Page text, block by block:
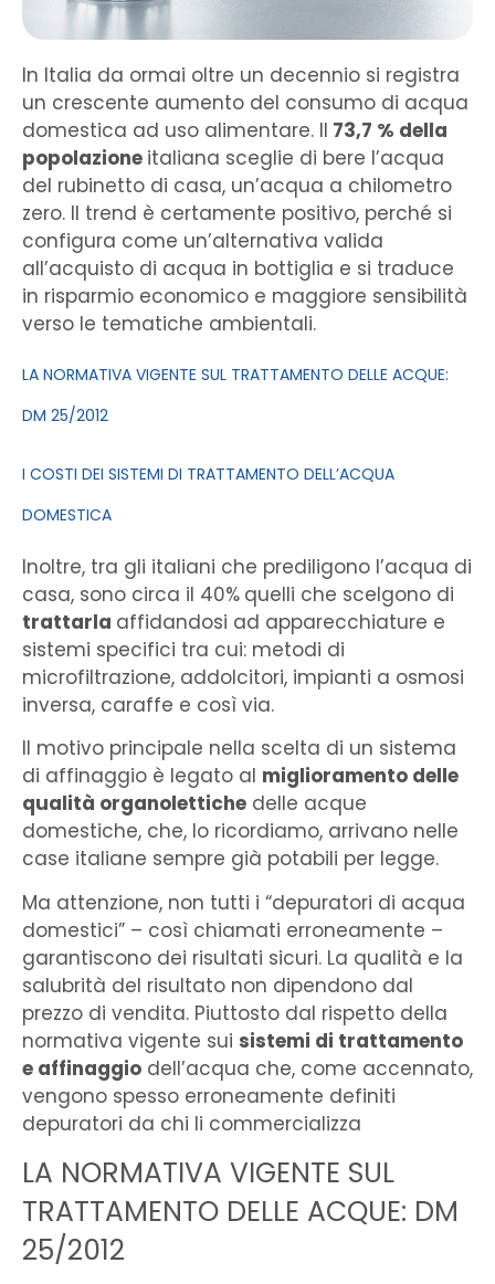
In Italia da ormai oltre un decennio si registra
un crescente aumento del consumo di acqua
domestica ad uso alimentare. Il 73,7 % della
popolazione italiana sceglie di bere l’acqua
del rubinetto di casa, un’acqua a chilometro
zero. Il trend è certamente positivo, perché si
configura come un’alternativa valida
all’acquisto di acqua in bottiglia e si traduce
in risparmio economico e maggiore sensibilità
verso le tematiche ambientali.
LA NORMATIVA VIGENTE SUL TRATTAMENTO DELLE ACQUE:
DM 25/2012
I COSTI DEI SISTEMI DI TRATTAMENTO DELL’ACQUA
DOMESTICA
Inoltre, tra gli italiani che prediligono l’acqua di
casa, sono circa il 40% quelli che scelgono di
trattarla affidandosi ad apparecchiature e
sistemi specifici tra cui: metodi di
microfiltrazione, addolcitori, impianti a osmosi
inversa, caraffe e così via.
Il motivo principale nella scelta di un sistema
di affinaggio è legato al miglioramento delle
qualità organolettiche delle acque
domestiche, che, lo ricordiamo, arrivano nelle
case italiane sempre già potabili per legge.
Ma attenzione, non tutti i “depuratori di acqua
domestici” – così chiamati erroneamente –
garantiscono dei risultati sicuri. La qualità e la
salubrità del risultato non dipendono dal
prezzo di vendita. Piuttosto dal rispetto della
normativa vigente sui sistemi di trattamento
e affinaggio dell’acqua che, come accennato,
vengono spesso erroneamente definiti
depuratori da chi li commercializza
LA NORMATIVA VIGENTE SUL
TRATTAMENTO DELLE ACQUE: DM
25/2012